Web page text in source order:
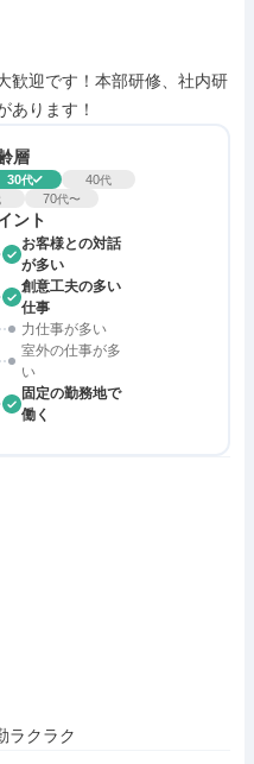
歓迎です！本部研修、社内研
あります！
層
30代 40代
70代〜
ント
お客様との対話
が多い
創意工夫の多い
仕事
力仕事が多い
室外の仕事が多
い
固定の勤務地で
働く
ラクラク